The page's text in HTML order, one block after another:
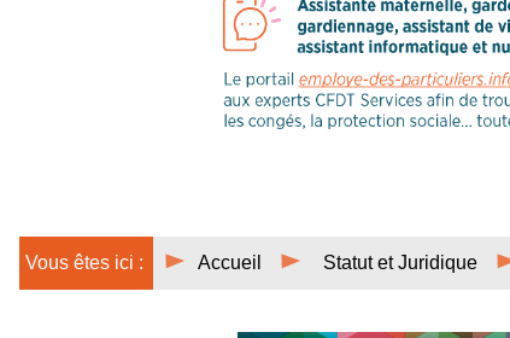
Vous êtes ici : Accueil Statut et Juridique